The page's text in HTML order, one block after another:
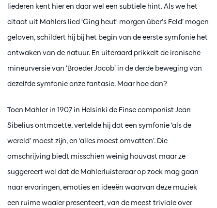
liederen kent hier en daar wel een subtiele hint. Als we het
citaat uit Mahlers lied ‘Ging heut' morgen über’s Feld’ mogen
geloven, schildert hij bij het begin van de eerste symfonie het
ontwaken van de natuur. En uiteraard prikkelt de ironische
mineurversie van ‘Broeder Jacob’ in de derde beweging van
dezelfde symfonie onze fantasie. Maar hoe dan?
Toen Mahler in 1907 in Helsinki de Finse componist Jean
Sibelius ontmoette, vertelde hij dat een symfonie ‘als de
wereld’ moest zijn, en ‘alles moest omvatten’. Die
omschrijving biedt misschien weinig houvast maar ze
suggereert wel dat de Mahlerluisteraar op zoek mag gaan
naar ervaringen, emoties en ideeën waarvan deze muziek
een ruime waaier presenteert, van de meest triviale over